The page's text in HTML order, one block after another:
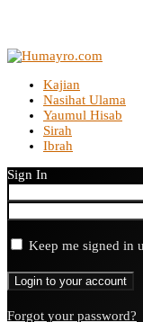
Kajian
Nasihat Ulama
Yaumul Hisab
Sirah
Ibrah
Sign In
Keep me signed in
Forgot your password?